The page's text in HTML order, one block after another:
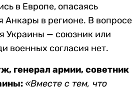
в Европе, опасаясь
Анкары в регионе. В вопросе
Украины — союзник или
военных согласия нет.
генерал армии, советник
«Вместе с тем, что